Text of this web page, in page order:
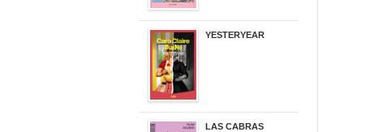
YESTERYEAR
LAS CABRAS